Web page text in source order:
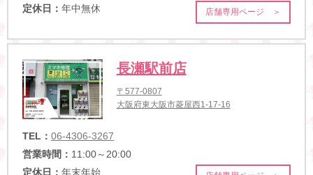
定休日： 年中無休 店舗専用ページ ＞
長瀬駅前店
〒577-0807
大阪府東大阪市菱屋西1-17-16
TEL： 06-4306-3267
営業時間： 11:00～20:00
定休日： 年末年始